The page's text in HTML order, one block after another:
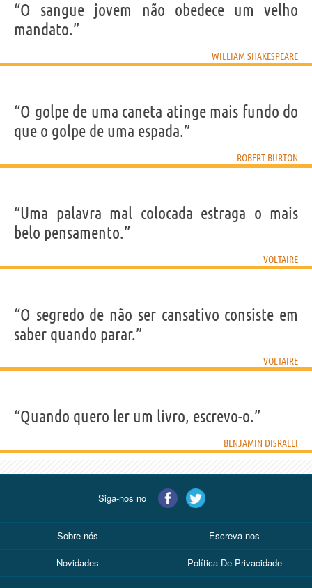
“O sangue jovem não obedece um velho
mandato.”
WILLIAM SHAKESPEARE
“O golpe de uma caneta atinge mais fundo do
que o golpe de uma espada.”
ROBERT BURTON
“Uma palavra mal colocada estraga o mais
belo pensamento.”
VOLTAIRE
“O segredo de não ser cansativo consiste em
saber quando parar.”
VOLTAIRE
“Quando quero ler um livro, escrevo-o.”
BENJAMIN DISRAELI
Siga-nos no
Sobre nós Escreva-nos
Novidades Política De Privacidade